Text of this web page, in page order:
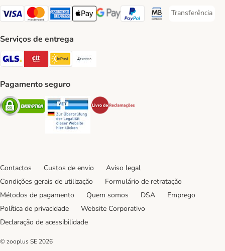
Visa Payment Method
Mastercard Payment Method
American Express Payment Method
Apple Pay Payment Method
Google Pay Payment Method
PayPal Payment Method
Multibanco Payment
Transferência
Transferência
Serviços de entrega
GLS Shipping Method
CTTExpress Shipping Method
InPost Shipping Method
Pagamento seguro
Security Security
Contactos Custos de envio
Aviso legal
Condições gerais de utilização
Formulário de retratação
Métodos de pagamento
Quem somos DSA
Emprego
Política de privacidade
Website Corporativo
Declaração de acessibilidade
© zooplus SE 2026